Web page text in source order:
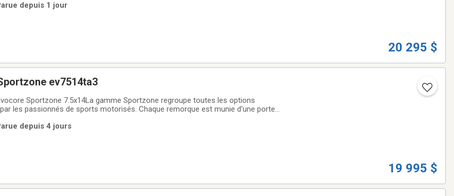
plusdepuis 1 jour
20 295 $
ev7514ta3
Sportzone 7.5x14La gamme Sportzone regroupe toutes les options
les passionnés de sports motorisés. Chaque remorque est munie d'une porte
vos VTT,
depuis 4 jours
19 995 $